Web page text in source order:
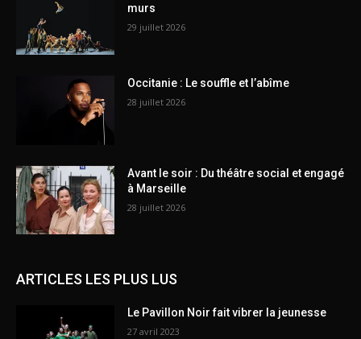
murs
29 juillet 2026
Occitanie : Le souffle et l’abîme
28 juillet 2026
Avant le soir : Du théâtre social et engagé
à Marseille
28 juillet 2026
ARTICLES LES PLUS LUS
Le Pavillon Noir fait vibrer la jeunesse
27 avril 2023